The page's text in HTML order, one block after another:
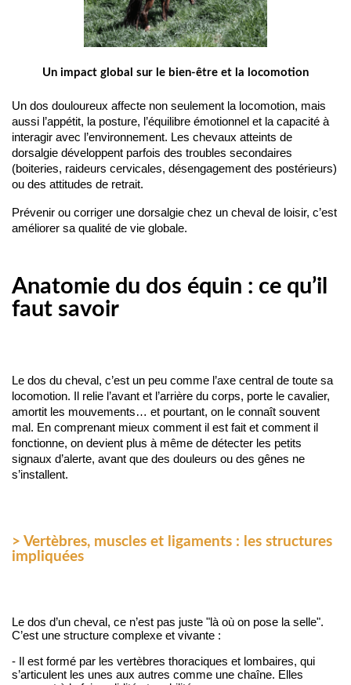
Un impact global sur le bien-être et la locomotion
Un dos douloureux affecte non seulement la locomotion, mais
aussi l’appétit, la posture, l’équilibre émotionnel et la capacité à
interagir avec l’environnement. Les chevaux atteints de
dorsalgie développent parfois des troubles secondaires
(boiteries, raideurs cervicales, désengagement des postérieurs)
ou des attitudes de retrait.
Prévenir ou corriger une dorsalgie chez un cheval de loisir, c’est
améliorer sa qualité de vie globale.
Anatomie du dos équin : ce qu’il
faut savoir
Le dos du cheval, c’est un peu comme l’axe central de toute sa
locomotion. Il relie l’avant et l’arrière du corps, porte le cavalier,
amortit les mouvements… et pourtant, on le connaît souvent
mal. En comprenant mieux comment il est fait et comment il
fonctionne, on devient plus à même de détecter les petits
signaux d’alerte, avant que des douleurs ou des gênes ne
s’installent.
> Vertèbres, muscles et ligaments : les structures
impliquées
Le dos d’un cheval, ce n’est pas juste "là où on pose la selle".
C’est une structure complexe et vivante :
-
Il est formé par les vertèbres thoraciques et lombaires, qui
s’articulent les unes aux autres comme une chaîne. Elles